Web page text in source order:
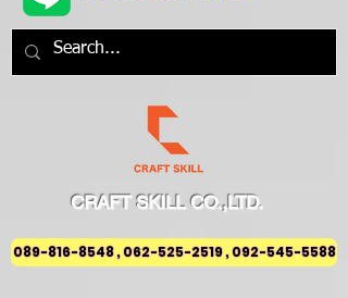
CRAFT SKILL CO.,LTD.
089-816-8548 , 062-525-2519 , 092-545-5588